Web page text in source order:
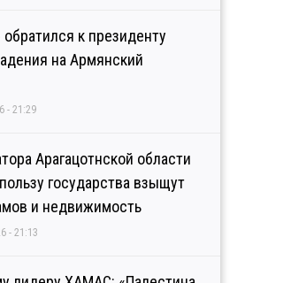
к президенту
на Армянский
- 21:29
Арагацотнской области
государства взыщут
и недвижимость
- 21:13